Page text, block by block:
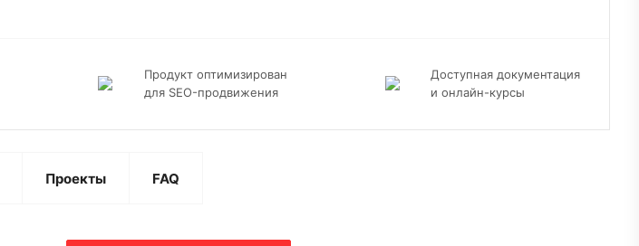
Продукт оптимизирован
для SEO-продвижения
Доступная документация
и онлайн-курсы
Проекты FAQ